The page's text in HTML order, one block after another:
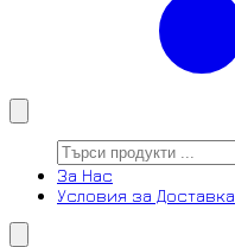
За Нас
Условия за Доставка